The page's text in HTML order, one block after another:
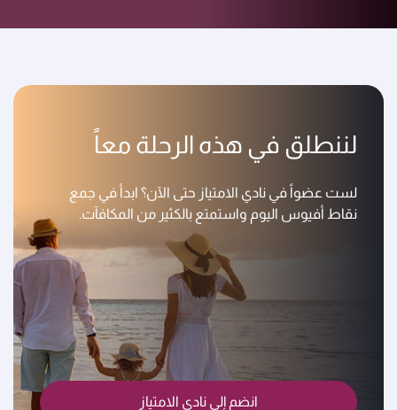
لننطلق في هذه الرحلة معاً
لست عضواً في نادي الامتياز حتى الآن؟ ابدأ في جمع
نقاط أفيوس اليوم واستمتع بالكثير من المكافآت.
انضم إلى نادي الامتياز